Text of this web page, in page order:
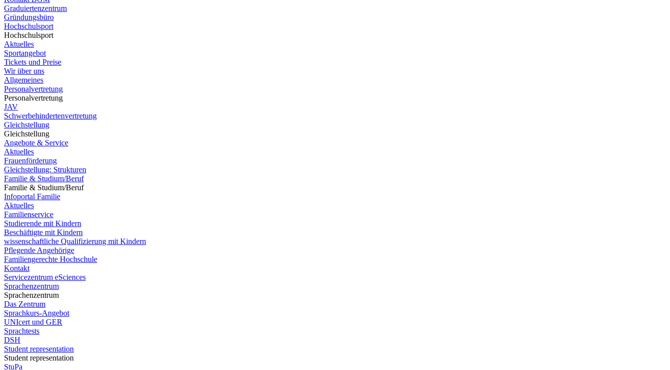
Graduiertenzentrum
Gründungsbüro
Hochschulsport
Hochschulsport
Aktuelles
Sportangebot
Tickets und Preise
Wir über uns
Allgemeines
Personalvertretung
Personalvertretung
JAV
Schwerbehindertenvertretung
Gleichstellung
Gleichstellung
Angebote & Service
Aktuelles
Frauenförderung
Gleichstellung: Strukturen
Familie & Studium/Beruf
Familie & Studium/Beruf
Infoportal Familie
Aktuelles
Familienservice
Studierende mit Kindern
Beschäftigte mit Kindern
wissenschaftliche Qualifizierung mit Kindern
Pflegende Angehörige
Familiengerechte Hochschule
Kontakt
Servicezentrum eSciences
Sprachenzentrum
Sprachenzentrum
Das Zentrum
Sprachkurs-Angebot
UNIcert und GER
Sprachtests
DSH
Student representation
Student representation
StuPa